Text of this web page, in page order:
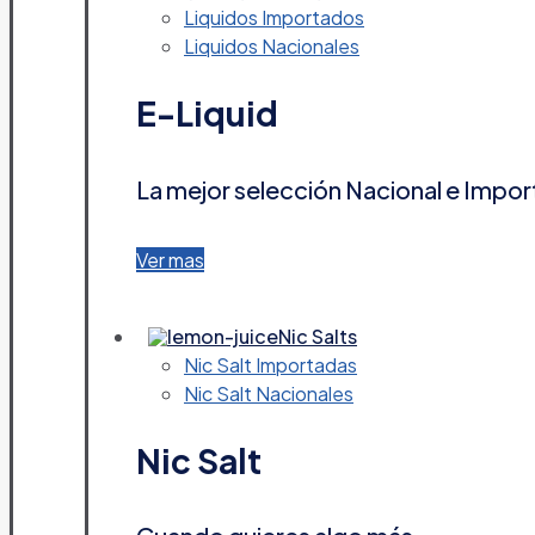
Liquidos Importados
Liquidos Nacionales
E-Liquid
La mejor selección Nacional e
Ver mas
Nic Salts
Nic Salt Importadas
Nic Salt Nacionales
Nic Salt